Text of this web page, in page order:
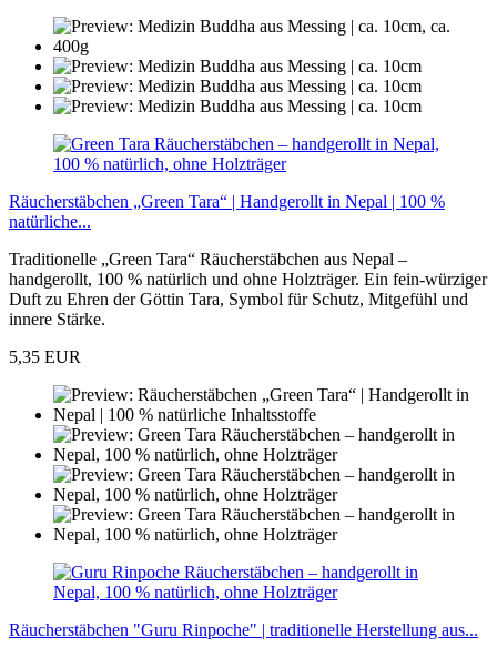
Räucherstäbchen „Green Tara“ | Handgerollt in Nepal | 100 %
natürliche...
Traditionelle „Green Tara“ Räucherstäbchen aus Nepal –
handgerollt, 100 % natürlich und ohne Holzträger. Ein fein-würziger
Duft zu Ehren der Göttin Tara, Symbol für Schutz, Mitgefühl und
innere Stärke.
5,35 EUR
Räucherstäbchen "Guru Rinpoche" | traditionelle Herstellung aus...